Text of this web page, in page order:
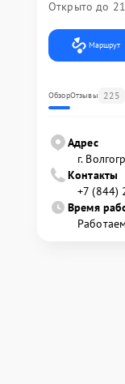
Открыто до
Маршрут
ОбзорОтзывы 225
Адрес
г.
Контакты
+7 (844)
Время